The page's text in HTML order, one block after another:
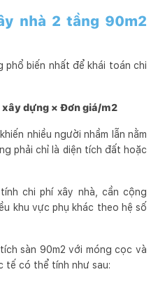
nhà 2 tầng 90m2
phổ biến nhất để khái toán chi
xây dựng × Đơn giá/m2
nhiều người nhầm lẫn nằm
phải chỉ là diện tích đất hoặc
chi phí xây nhà, cần cộng
khu vực phụ khác theo hệ số
sàn 90m2 với móng cọc và
tế có thể tính như sau: